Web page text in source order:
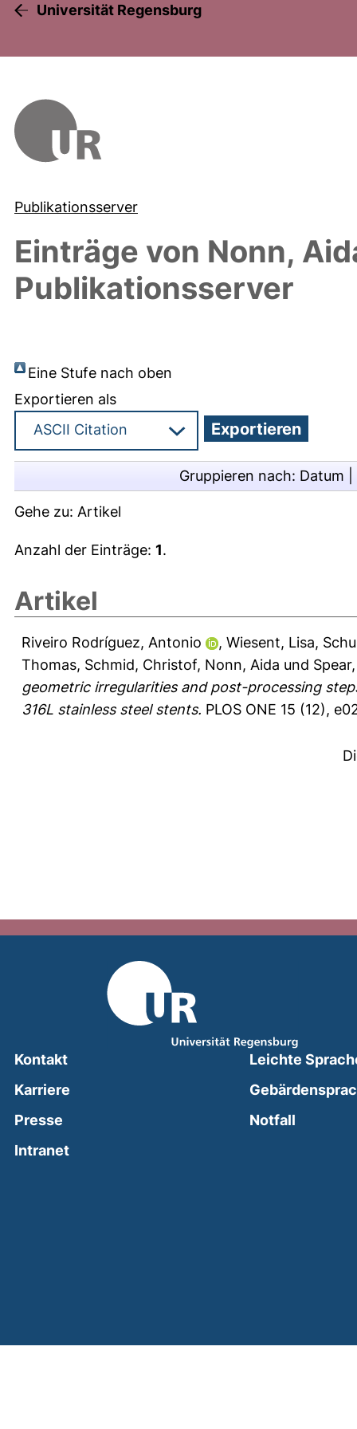
Universität Regensburg
Publikationsserver
Einträge von Nonn,
Publikationsserver
Eine Stufe nach oben
Exportieren als
Gruppieren nach: Datum
Gehe zu: Artikel
Anzahl der Einträge: 1.
Artikel
Riveiro Rodríguez, Antonio , Wiesent, Lisa,
Thomas, Schmid, Christof, Nonn, Aida und
geometric irregularities and post-processing
316L stainless steel stents. PLOS ONE 15 (12),
Kontakt
Karriere
Presse
Intranet(external link, opens in a new window)
Leichte
Notfall